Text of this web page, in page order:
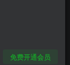
免费开通会员